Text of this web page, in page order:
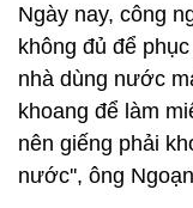
Ngày nay, công
không đủ để
nhà dùng nước
khoang để làm
nên giếng phải
nước'', ông